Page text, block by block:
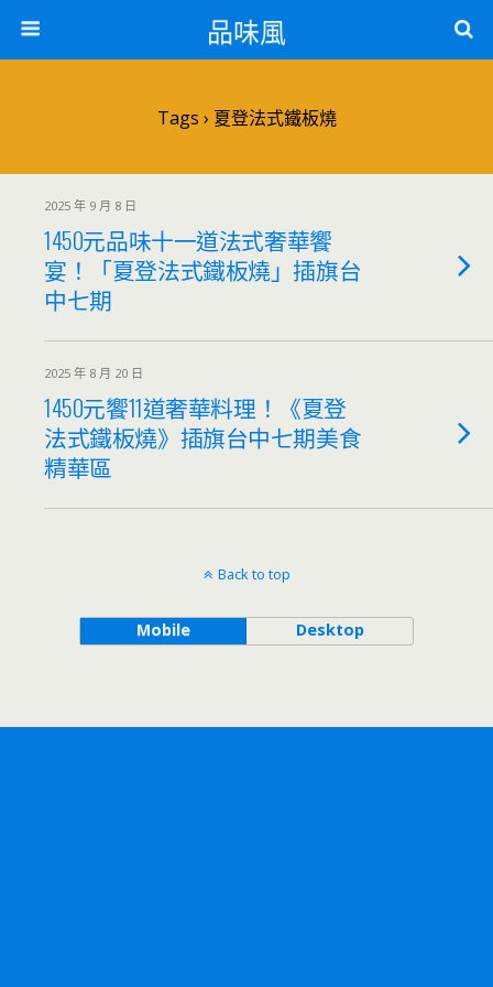
品味風
Tags › 夏登法式鐵板燒
2025 年 9 月 8 日
1450元品味十一道法式奢華饗
宴！「夏登法式鐵板燒」插旗台
中七期
2025 年 8 月 20 日
1450元饗11道奢華料理！《夏登
法式鐵板燒》插旗台中七期美食
精華區
Back to top
Mobile Desktop